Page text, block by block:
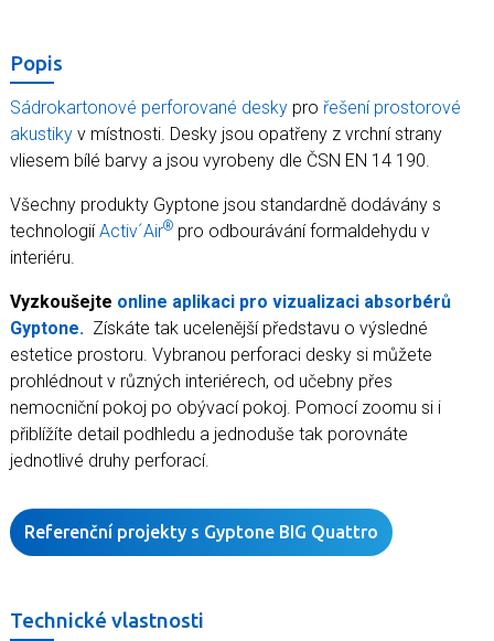
Popis
Sádrokartonové perforované desky pro řešení prostorové
akustiky v místnosti. Desky jsou opatřeny z vrchní strany
vliesem bílé barvy a jsou vyrobeny dle ČSN EN 14 190.
Všechny produkty Gyptone jsou standardně dodávány s
technologiíActiv´Air® pro odbourávání formaldehydu v
interiéru.
Vyzkoušejte online aplikaci pro vizualizaci absorbérů
Gyptone. Získáte tak ucelenější představu o výsledné
estetice prostoru. Vybranou perforaci desky si můžete
prohlédnout v různých interiérech, od učebny přes
nemocniční pokoj po obývací pokoj. Pomocí zoomu si i
přiblížíte detail podhledu a jednoduše tak porovnáte
jednotlivé druhy perforací.
Referenční projekty s Gyptone BIG Quattro
Technické vlastnosti